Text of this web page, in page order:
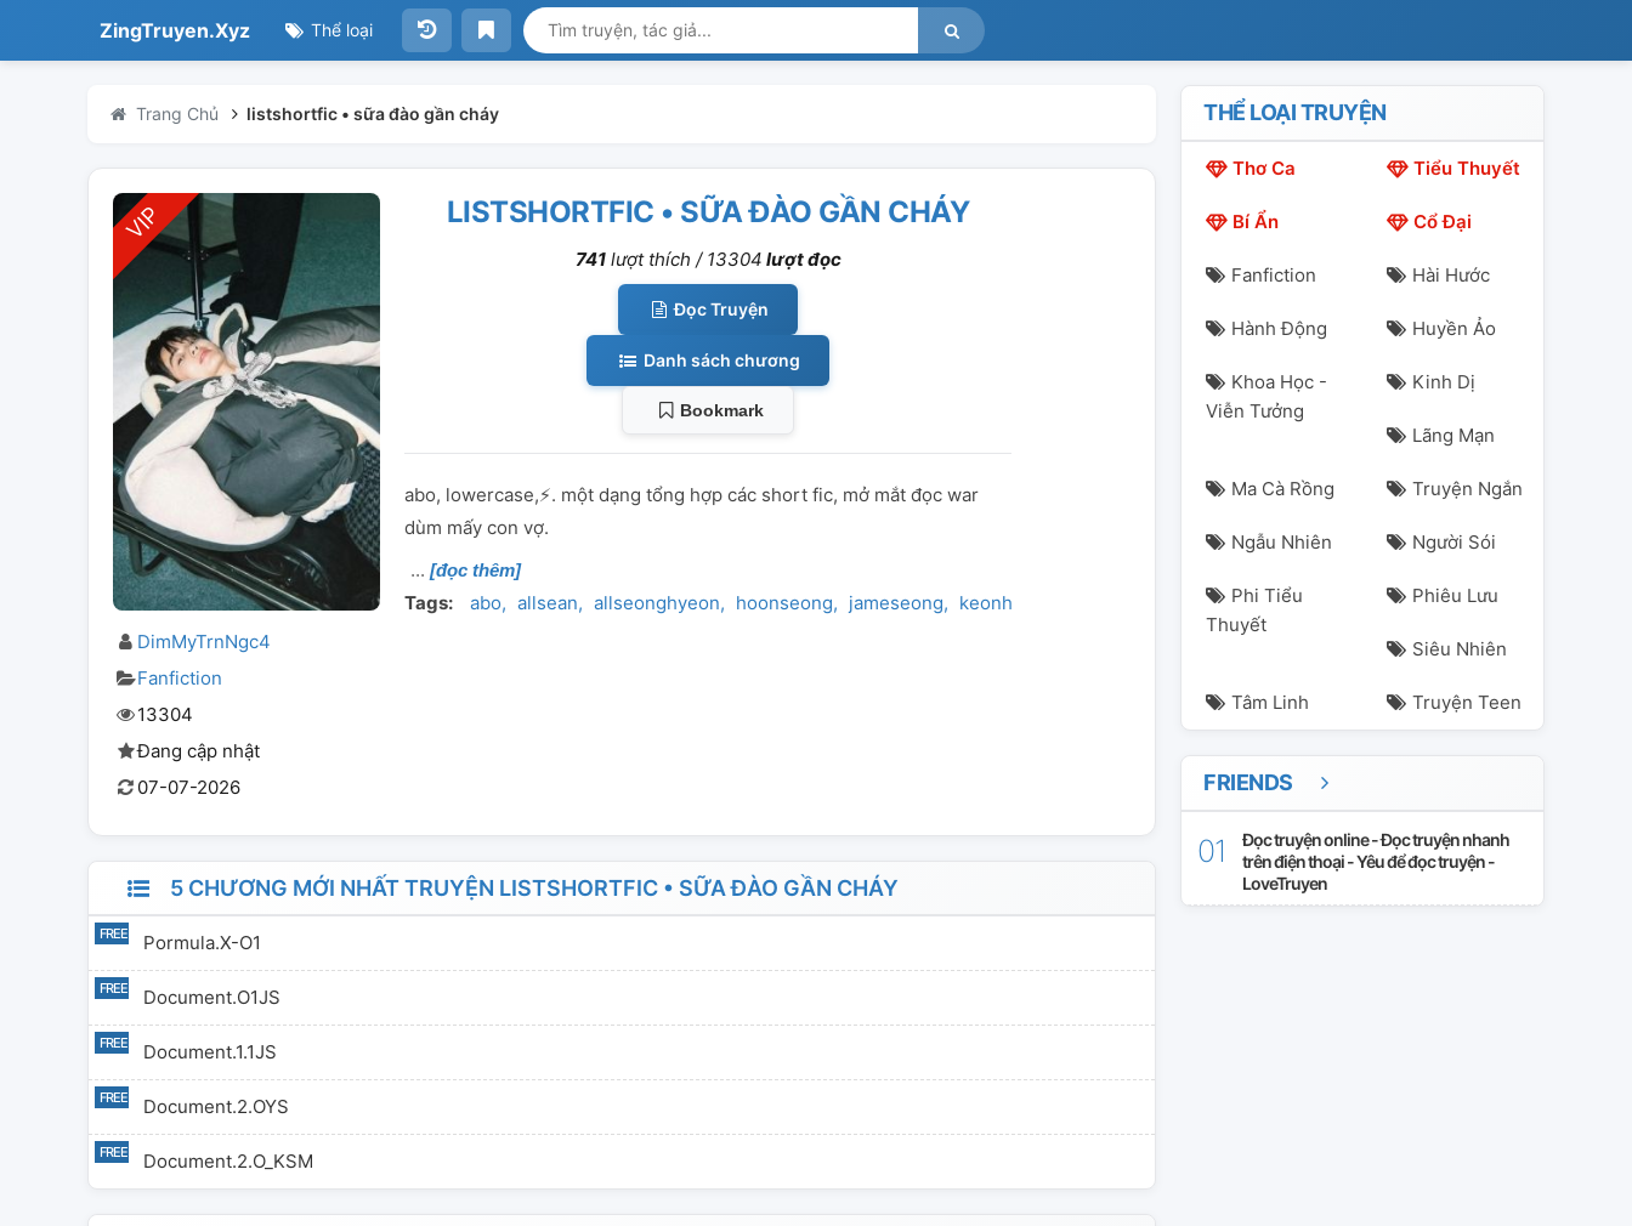
ZingTruyen.Xyz Thể loại
Trang Chủ listshortfic • sữa đào gần cháy
DimMyTrnNgc4
Fanfiction
13304
Đang cập nhật
07-07-2026
LISTSHORTFIC • SỮA ĐÀO GẦN CHÁY
741lượt thích / 13304 lượt đọc
Đọc Truyện
Danh sách chương
Bookmark
abo, lowercase,⚡. một dạng tổng hợp các short fic, mở mắt đọc war
dùm mấy con vợ.
[đọc thêm]
Tags: abo allsean allseonghyeon hoonseong jameseong keonhyeon
5 CHƯƠNG MỚI NHẤT TRUYỆN LISTSHORTFIC • SỮA ĐÀO GẦN CHÁY
Pormula.X-O1
Document.o1JS
Document.1.1JS
Document.2.oYS
Document.2.o_KSM
THỂ LOẠI TRUYỆN
Thơ Ca Tiểu Thuyết
Bí Ẩn Cổ Đại
Fanfiction Hài Hước
Hành Động Huyền Ảo
Khoa Học -
Viễn Tưởng
Kinh Dị
Lãng Mạn
Ma Cà Rồng Truyện Ngắn
Ngẫu Nhiên Người Sói
Phi Tiểu
Thuyết
Phiêu Lưu
Siêu Nhiên
Tâm Linh Truyện Teen
FRIENDS
Đọc truyện online - Đọc truyện nhanh
trên điện thoại - Yêu để đọc truyện -
LoveTruyen